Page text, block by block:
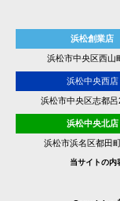
浜松創業店
浜松市中央区西山
浜松中央西店
浜松市中央区志都
浜松中央北店
浜松市浜名区都田
当サイトの内